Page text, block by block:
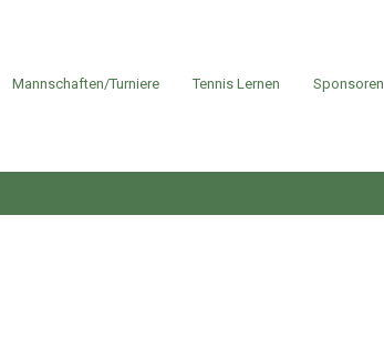
Mannschaften/Turniere Tennis Lernen Sponsoren